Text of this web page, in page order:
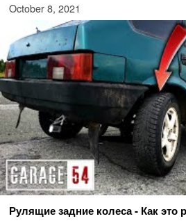
October 8, 2021
Рулящие задние колеса - Как это